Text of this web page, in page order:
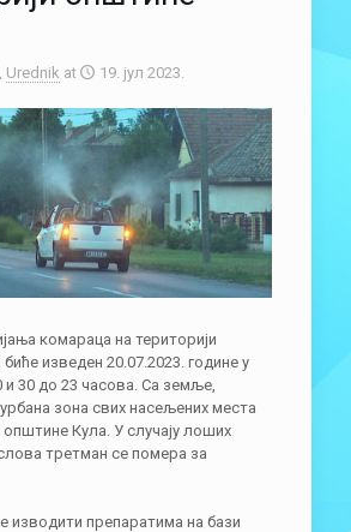
Urednik at 19. јул 2023.
комараца на територији
изведен 20.07.2023. године у
и 30 до 23 часова. Са земље,
зона свих насељених места
општине Кула. У случају лоших
третман се помера за
изводити препаратима на бази